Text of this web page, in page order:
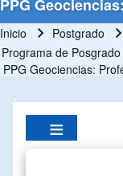
PPG
Ruta de
Inicio
Postgrado
Programa de
PPG Geociencias: